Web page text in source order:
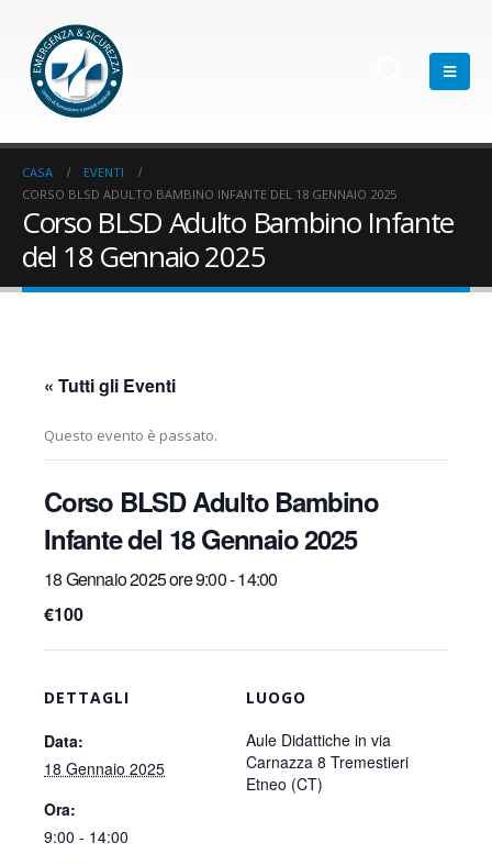
CASA
EVENTI
CORSO BLSD ADULTO BAMBINO INFANTE DEL 18 GENNAIO 2025
Corso BLSD Adulto Bambino Infante
del 18 Gennaio 2025
« Tutti gli Eventi
Questo evento è passato.
Corso BLSD Adulto Bambino
Infante del 18 Gennaio 2025
18 Gennaio 2025 ore 9:00-14:00
€100
DETTAGLI
Data:
18 Gennaio 2025
Ora:
9:00 - 14:00
LUOGO
Aule Didattiche in via
Carnazza 8 Tremestieri
Etneo (CT)